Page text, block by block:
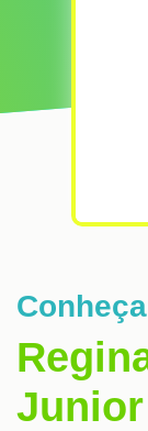
Conheça
Junior